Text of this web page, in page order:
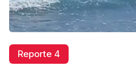
Reporte 4